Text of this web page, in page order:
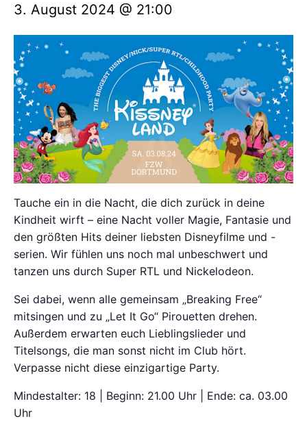
3. August 2024 @ 21:00
Tauche ein in die Nacht, die dich zurück in deine
Kindheit wirft – eine Nacht voller Magie, Fantasie und
den größten Hits deiner liebsten Disneyfilme und -
serien. Wir fühlen uns noch mal unbeschwert und
tanzen uns durch Super RTL und Nickelodeon.
Sei dabei, wenn alle gemeinsam „Breaking Free“
mitsingen und zu „Let It Go“ Pirouetten drehen.
Außerdem erwarten euch Lieblingslieder und
Titelsongs, die man sonst nicht im Club hört.
Verpasse nicht diese einzigartige Party.
Mindestalter: 18 | Beginn: 21.00 Uhr | Ende: ca. 03.00
Uhr